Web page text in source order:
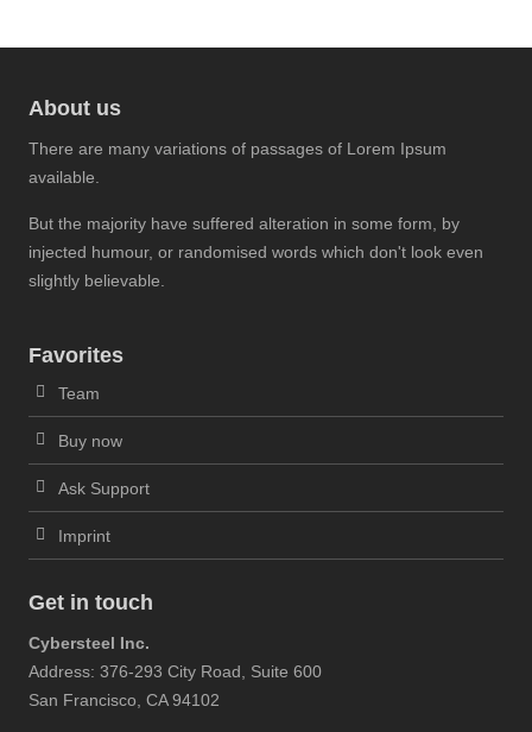
About us
There are many variations of passages of Lorem Ipsum
available.
But the majority have suffered alteration in some form, by
injected humour, or randomised words which don't look even
slightly believable.
Favorites
Team
Buy now
Ask Support
Imprint
Get in touch
Cybersteel Inc.
Address: 376-293 City Road, Suite 600
San Francisco, CA 94102